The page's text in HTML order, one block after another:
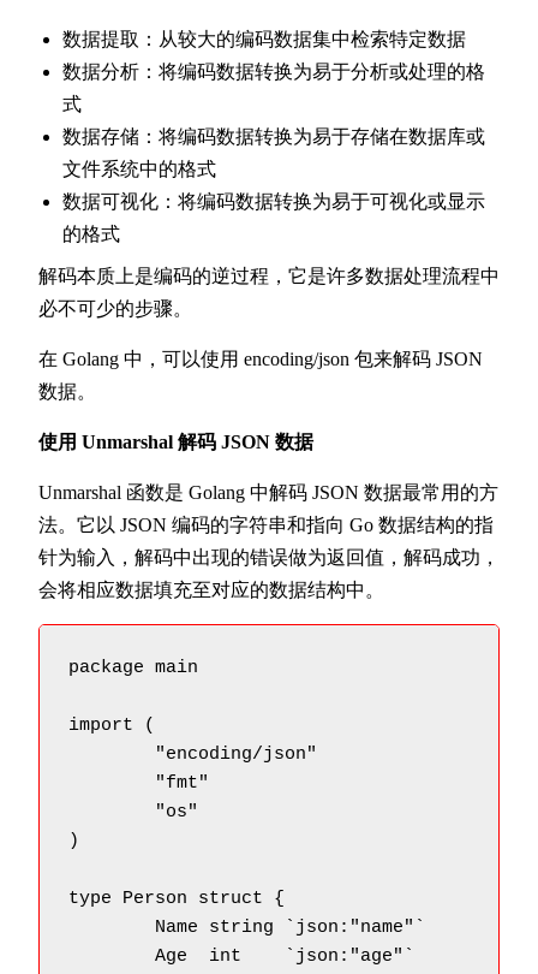
数据提取：从较大的编码数据集中检索特定数据
数据分析：将编码数据转换为易于分析或处理的格
式
数据存储：将编码数据转换为易于存储在数据库或
文件系统中的格式
数据可视化：将编码数据转换为易于可视化或显示
的格式
解码本质上是编码的逆过程，它是许多数据处理流程中
必不可少的步骤。
在 Golang 中，可以使用 encoding/json 包来解码 JSON
数据。
使用 Unmarshal 解码 JSON 数据
Unmarshal 函数是 Golang 中解码 JSON 数据最常用的方
法。它以 JSON 编码的字符串和指向 Go 数据结构的指
针为输入，解码中出现的错误做为返回值，解码成功，
会将相应数据填充至对应的数据结构中。
package main
import (
)
type Person struct {